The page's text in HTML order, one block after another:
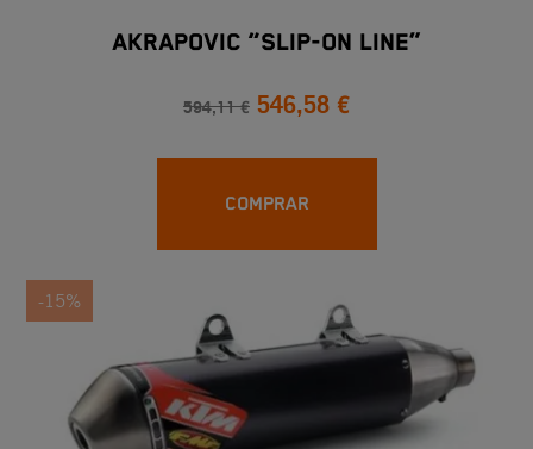
AKRAPOVIC “SLIP-ON LINE”
594,11 € 546,58 €
COMPRAR
-15%